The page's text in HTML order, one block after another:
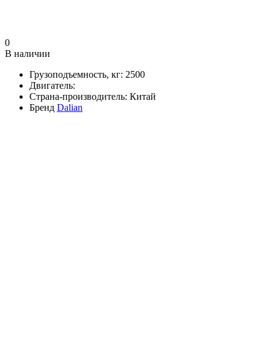
0
В наличии
Грузоподъемность, кг: 2500
Двигатель:
Страна-производитель: Китай
Бренд Dalian